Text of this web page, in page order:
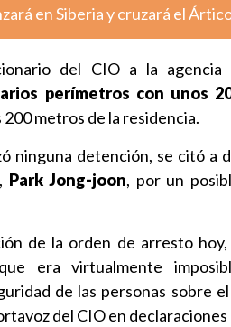
en Siberia y cruzará el
del CIO a la agencia
perímetros con unos
200 metros de la residencia.
ninguna detención, se citó a
Park Jong-joon, por un
de la orden de arresto
era virtualmente
de las personas sobre
del CIO en